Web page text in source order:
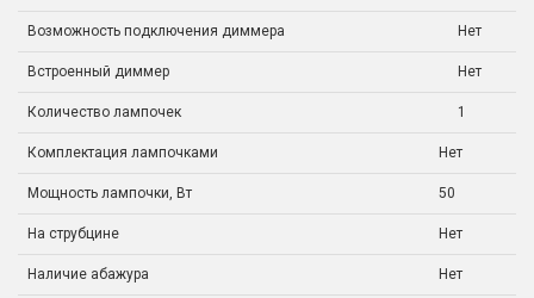
Возможность подключения диммера Нет
Встроенный диммер Нет
Количество лампочек 1
Комплектация лампочками Нет
Мощность лампочки, Вт 50
На струбцине Нет
Наличие абажура Нет